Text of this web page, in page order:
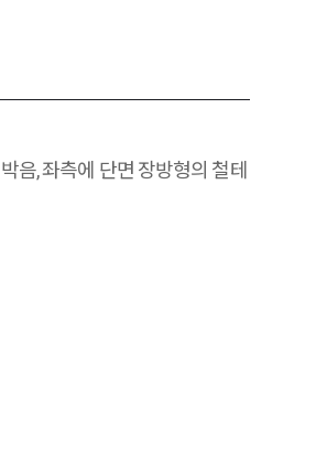
음, 좌측에 단면 장방형의 철테